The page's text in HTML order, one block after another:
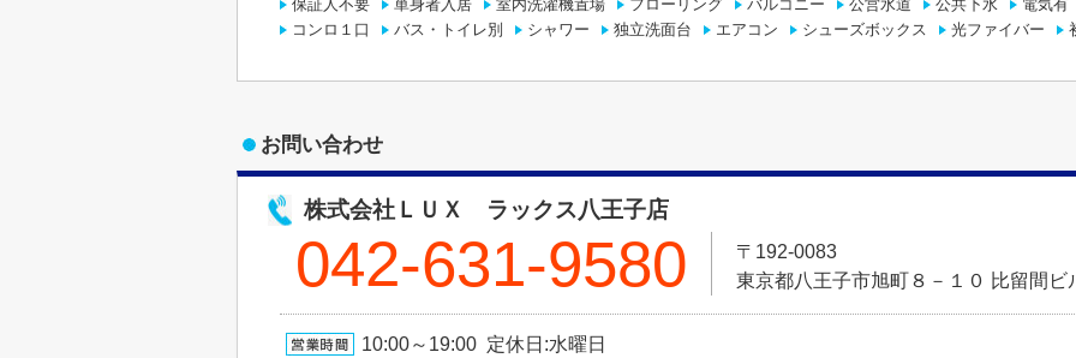
保証人不要 単身者入居 室内洗濯機置場 フローリング バルコニー 公営水道 公共下水
電気有
コンロ１口
バス・トイレ別 シャワー 独立洗面台 エアコン シューズボックス 光ファイバー
お問い合わせ
株式会社ＬＵＸ ラックス八王子店
042-631-9580
〒192-0083
東京都八王子市旭町８－１０ 比留間ビ
10:00～19:00 定休日:水曜日